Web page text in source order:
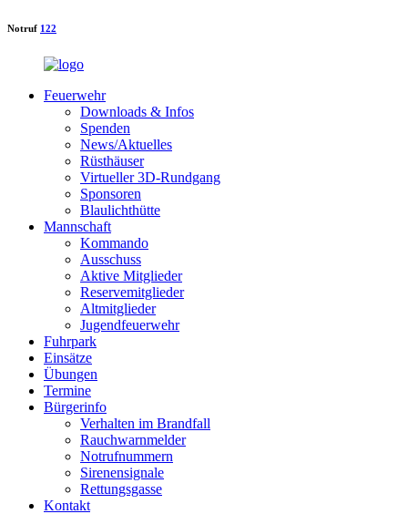
Notruf 122
Feuerwehr
Downloads & Infos
Spenden
News/Aktuelles
Rüsthäuser
Virtueller 3D-Rundgang
Sponsoren
Blaulichthütte
Mannschaft
Kommando
Ausschuss
Aktive Mitglieder
Reservemitglieder
Altmitglieder
Jugendfeuerwehr
Fuhrpark
Einsätze
Übungen
Termine
Bürgerinfo
Verhalten im Brandfall
Rauchwarnmelder
Notrufnummern
Sirenensignale
Rettungsgasse
Kontakt